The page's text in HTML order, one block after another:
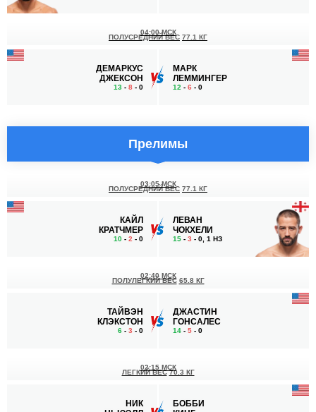
Прелимы
ДЕМАРКУС
ДЖЕКСОН
13 - 8 - 0
04:00 МСК
ПОЛУСРЕДНИЙ ВЕС 77.1 КГ
МАРК
ЛЕММИНГЕР
12 - 6 - 0
КАЙЛ
КРАТЧМЕР
10 - 2 - 0
03:05 МСК
ПОЛУСРЕДНИЙ ВЕС 77.1 КГ
ЛЕВАН
ЧОКХЕЛИ
15 - 3 - 0, 1 НЗ
ТАЙВЭН
КЛЭКСТОН
6 - 3 - 0
02:40 МСК
ПОЛУЛЕГКИЙ ВЕС 65.8 КГ
ДЖАСТИН
ГОНСАЛЕС
14 - 5 - 0
НИК
02:15 МСК
ЛЕГКИЙ ВЕС 70.3 КГ
БОББИ